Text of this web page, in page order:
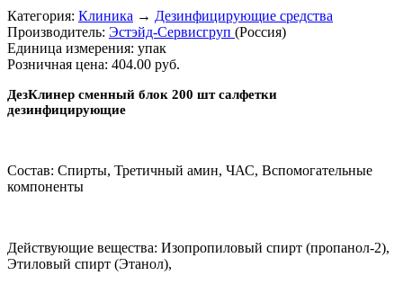
Категория: Клиника → Дезинфицирующие средства
Производитель: Эстэйд-Сервисгруп (Россия)
Единица измерения: упак
Розничная цена: 404.00 руб.
ДезКлинер сменный блок 200 шт салфетки
дезинфицирующие
Состав: Спирты, Третичный амин, ЧАС, Вспомогательные
компоненты
Действующие вещества: Изопропиловый спирт (пропанол-2),
Этиловый спирт (Этанол),